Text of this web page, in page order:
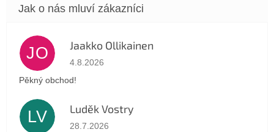
JO Jaakko Ollikainen
Hodnocení obchodu je 5 z 5 hvězdiček.
4.8.2026
Pěkný obchod!
LV Luděk Vostry
Hodnocení obchodu je 5 z 5 hvězdiček.
28.7.2026